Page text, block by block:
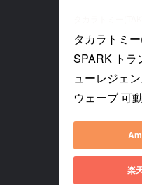
タカラトミ
SPARK トラ
ューレジェ
ウェーブ 可
楽